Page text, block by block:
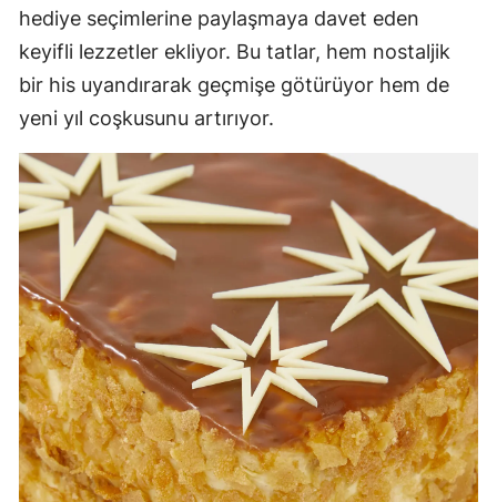
hediye seçimlerine paylaşmaya davet eden
keyifli lezzetler ekliyor. Bu tatlar, hem nostaljik
bir his uyandırarak geçmişe götürüyor hem de
yeni yıl coşkusunu artırıyor.